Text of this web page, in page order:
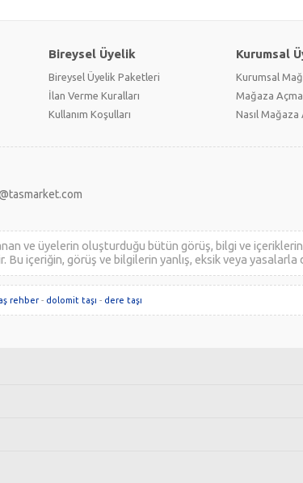
Bireysel Üyelik
Bireysel Üyelik Paketleri
İlan Verme Kuralları
Kullanım Koşulları
Kurumsal
Kurumsal
Mağaza Açma
Nasıl
ve üyelerin oluşturduğu bütün görüş, bilgi ve
Bu içeriğin, görüş ve bilgilerin yanlış, eksik veya
rehber - dolomit taşı - dere taşı